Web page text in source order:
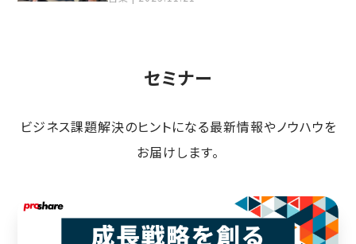
セミナー
ビジネス課題解決のヒントになる最新情報やノウハウを
お届けします。